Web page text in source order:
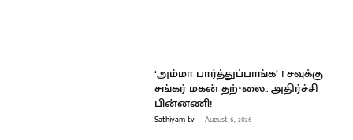
‘அம்மா பார்த்துப்பாங்க’ ! சவுக்கு
சங்கர் மகன் தற்*லை.. அதிர்ச்சி
பின்னணி!
Sathiyam tv - August 6, 2026